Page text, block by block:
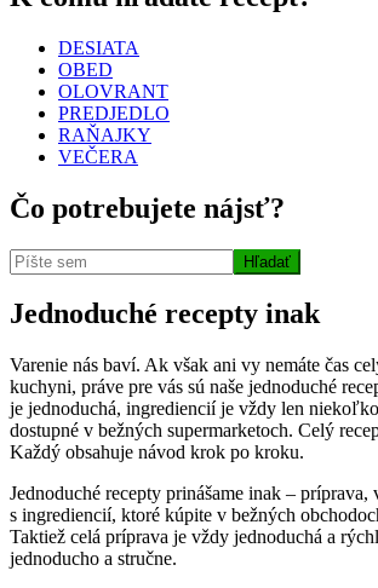
DESIATA
OBED
OLOVRANT
PREDJEDLO
RAŇAJKY
VEČERA
Čo potrebujete nájsť?
Jednoduché recepty inak
Varenie nás baví. Ak však ani vy nemáte čas
kuchyni, práve pre vás sú naše jednoduché
je jednoduchá, ingrediencií je vždy len
dostupné v bežných supermarketoch. Celý
Každý obsahuje návod krok po kroku.
Jednoduché recepty prinášame inak – príprava,
s ingrediencií, ktoré kúpite v bežných
Taktiež celá príprava je vždy jednoduchá a
jednoducho a stručne.